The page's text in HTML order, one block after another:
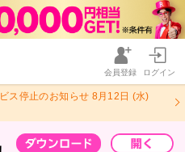
会員登録 ログイン
ス停止のお知らせ 8月12日 (水)